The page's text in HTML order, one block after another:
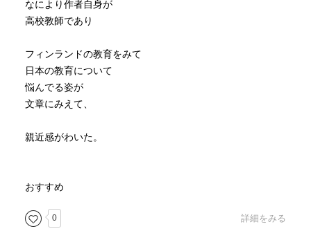
p185 しわ寄せ
るらしい。夫婦共働きや50%くらいの離婚率やら。保護者
が子供の成長を支え切れなくなって、そのしわ寄せが学校
に来る。
このままいくと、フィンランドでも教育に過剰な責任が
そういう好感触な内容だった。
なにより作者自身が
高校教師であり
フィンランドの教育をみて
日本の教育について
悩んでる姿が
文章にみえて、
親近感がわいた。
おすすめ
0 詳細をみる